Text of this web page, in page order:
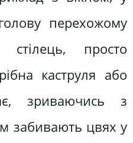
перехожому
стілець, просто
каструля або
зриваючись з
забивають цвях у